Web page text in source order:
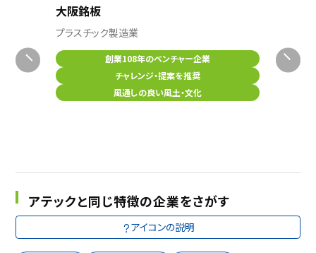
大阪銘板
プラスチック製造業
創業108年のベンチャー企業
チャレンジ・提案を推奨
風通しの良い風土・文化
アテックと同じ特徴の企業をさがす
アイコンの説明